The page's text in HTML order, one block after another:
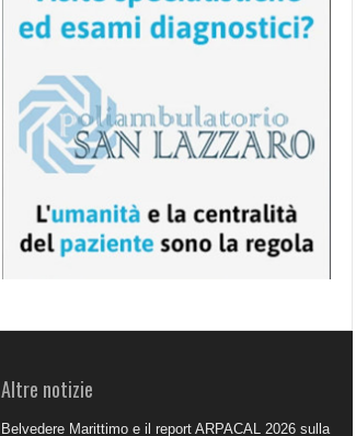
Altre notizie
Belvedere Marittimo e il report ARPACAL 2026 sulla